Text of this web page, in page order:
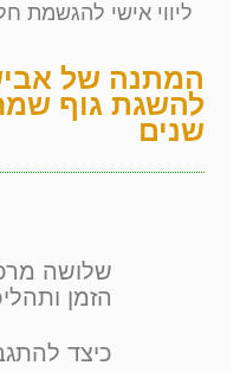
ליווי אישי להגשמת
שנים
שלושה
הזמן
כיצד